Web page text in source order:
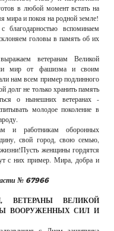
в любой момент встать на
мира и покоя на родной земле!
вспоминаем
головы в память об их
ветеранам Великой
мир от фашизма и своим
нам всем пример подлинного
долг не только хранить память
о нынешних ветеранах -
молодое поколение в
и работникам оборонных
свой город, свою семью,
женщины гордятся
с них пример. Мира, добра и
№ 67966
ВЕЛИКОЙ
ВООРУЖЕННЫХ СИЛ И